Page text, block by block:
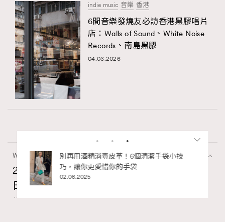
indie music 音樂 香港
6間音樂發燒友必訪香港黑膠唱片
店：Walls of Sound、White Noise
Records、南島黑膠
04.03.2026
Wellness 70 views
2026年8月每周星座運程【8月9日至8月15
日】
莎拉